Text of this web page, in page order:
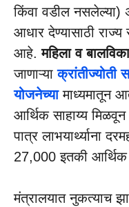
किंवा वडील नसलेल्या)
आधार देण्यासाठी
आहे.महिला व
जाणाऱ्याक्रांतीज्योती
योजनेच्यामाध्यमातून
आर्थिक साहाय्य
पात्र लाभयार्थ्याना
27,000 इतकी
मंत्रालयात नुकत्याच